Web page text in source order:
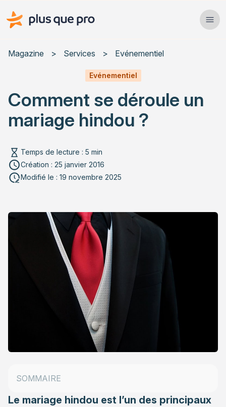
Plus que pro Mag'
Services
Actualités
Rechercher un article
Magazine > Services > Evénementiel
Evénementiel
Comment se déroule un
mariage hindou ?
Temps de lecture : 5 min
Création : 25 janvier 2016
Modifié le : 19 novembre 2025
Le mariage hindou est l’un des principaux
SOMMAIRE
Un mariage sacré et arrangé
Les préparatifs : rencontre, dot et vêtements
au « kaichi utrrudal »